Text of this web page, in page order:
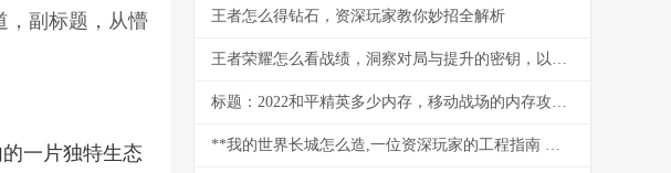
，副标题，从懵
一片独特生态
王者怎么得钻石，资深玩家教你妙招全解析
王者荣耀怎么看战绩，洞察对局与提升的密钥，以数据为镜照见成长之路
标题：2022和平精英多少内存，移动战场的内存攻防战
**我的世界长城怎么造,一位资深玩家的工程指南 副标题,从规划到竣工的完整心得**